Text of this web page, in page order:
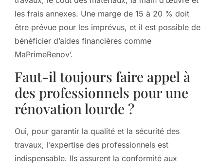
les frais annexes. Une marge de 15 à 20 % doit
être prévue pour les imprévus, et il est possible de
bénéficier d’aides financières comme
MaPrimeRenov’.
Faut-il toujours faire appel à
des professionnels pour une
rénovation lourde ?
Oui, pour garantir la qualité et la sécurité des
travaux, l’expertise des professionnels est
indispensable. Ils assurent la conformité aux